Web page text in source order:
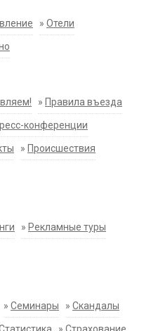
» Отели
» Правила въезда
конференции
» Происшествия
» Рекламные туры
» Семинары » Скандалы